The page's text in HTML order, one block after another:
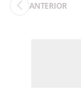
ANTERIOR